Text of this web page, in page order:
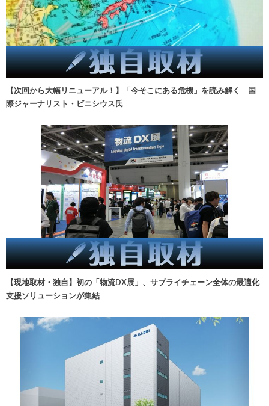
【次回から大幅リニューアル！】「今そこにある危機」を読み解く 国
際ジャーナリスト・ビニシウス氏
【現地取材・独自】初の「物流DX展」、サプライチェーン全体の最適化
支援ソリューションが集結